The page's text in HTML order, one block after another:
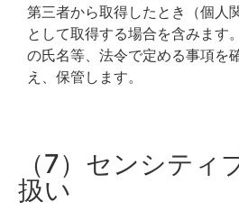
第三者から取得したとき（個人
として取得する場合を含みます
の氏名等、法令で定める事項を
え、保管します。
（7）センシティ
扱い